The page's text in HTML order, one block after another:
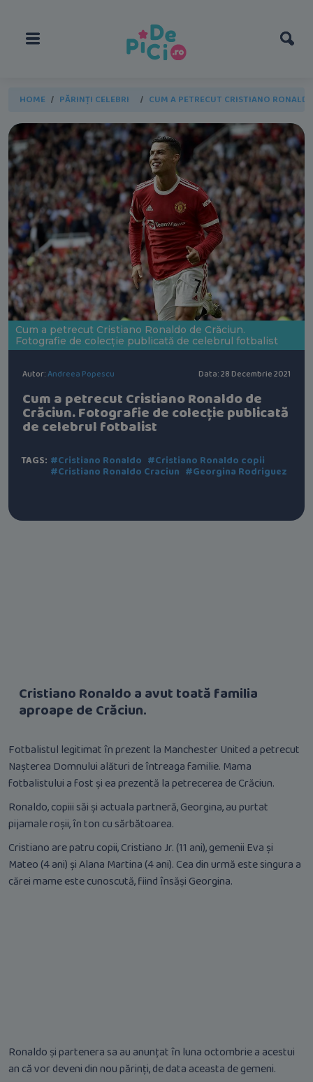
HOME PĂRINȚI CELEBRI CUM A PETRECUT CRISTIANO
Cum a petrecut Cristiano Ronaldo de Crăciun.
Fotografie de colecție publicată de celebrul fotbalist
Autor:Andreea Popescu Data: 28 Decembrie 2021
Cum a petrecut Cristiano Ronaldo de
Crăciun. Fotografie de colecție publicată
de celebrul fotbalist
TAGS: #Cristiano Ronaldo #Cristiano Ronaldo copii
#Cristiano Ronaldo Craciun #Georgina Rodriguez
Cristiano Ronaldo a avut toată familia
aproape de Crăciun.
Fotbalistul legitimat în prezent la Manchester United a petrecut
Nașterea Domnului alături de întreaga familie. Mama
fotbalistului a fost și ea prezentă la petrecerea de Crăciun.
Ronaldo, copiii săi și actuala partneră, Georgina, au purtat
pijamale roșii, în ton cu sărbătoarea.
Cristiano are patru copii, Cristiano Jr. (11 ani), gemenii Eva și
Mateo (4 ani) și Alana Martina (4 ani). Cea din urmă este singura a
cărei mame este cunoscută, fiind însăși Georgina.
Ronaldo și partenera sa au anunțat în luna octombrie a acestui
an că vor deveni din nou părinți, de data aceasta de gemeni.